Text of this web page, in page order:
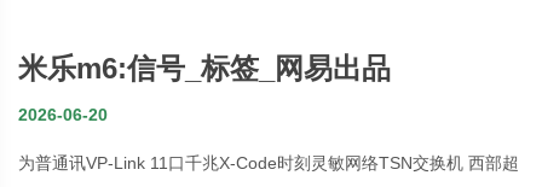
米乐m6:信号_标签_网易出品
2026-06-20
为普通讯VP-Link 11口千兆X-Code时刻灵敏网络TSN交换机 西部超